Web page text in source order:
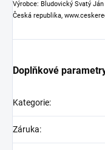
Výrobce: Bludovický Svatý
Česká republika,
Doplňkové
Kategorie:
Záruka: